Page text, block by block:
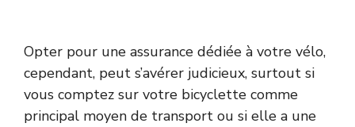
Opter pour une assurance dédiée à votre vélo,
cependant, peut s’avérer judicieux, surtout si
vous comptez sur votre bicyclette comme
principal moyen de transport ou si elle a une